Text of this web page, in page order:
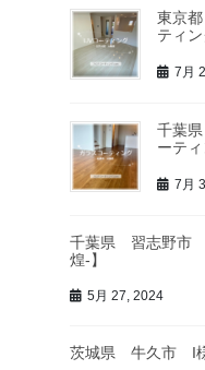
東京
ティン
7月
千葉
ーティ
7月
千葉県 習志野市
煌-】
5月 27, 2024
茨城県 牛久市 I様